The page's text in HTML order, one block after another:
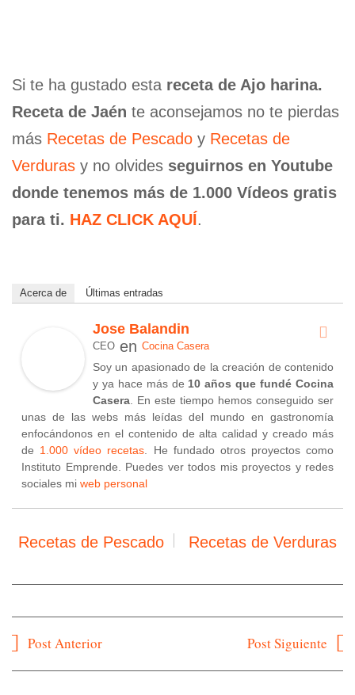
Si te ha gustado esta receta de Ajo harina.
Receta de Jaén te aconsejamos no te pierdas
más Recetas de Pescado y Recetas de
Verduras y no olvides seguirnos en Youtube
donde tenemos más de 1.000 Vídeos gratis
para ti. HAZ CLICK AQUÍ.
Acerca de Últimas entradas
Jose Balandin
CEO en Cocina Casera
Soy un apasionado de la creación de contenido
y ya hace más de 10 años que fundé Cocina
Casera . En este tiempo hemos conseguido ser
unas de las webs más leídas del mundo en gastronomía
enfocándonos en el contenido de alta calidad y creado más
de 1.000 vídeo recetas . He fundado otros proyectos como
Instituto Emprende. Puedes ver todos mis proyectos y redes
sociales mi web personal
Recetas de Pescado Recetas de Verduras
Navegación
Post Anterior Post Siguiente